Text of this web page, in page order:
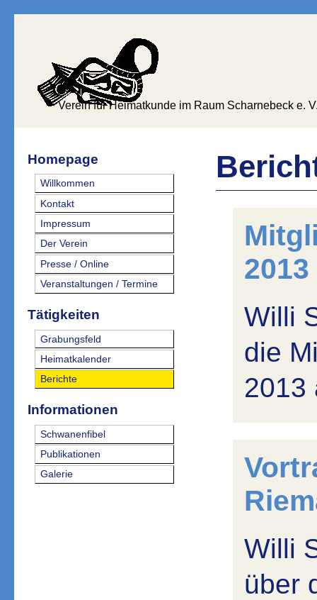
Verein für Heimatkunde im Raum Scharnebeck e.
Homepage
Willkommen
Kontakt
Impressum
Der Verein
Presse / Online
Veranstaltungen / Termine
Tätigkeiten
Grabungsfeld
Heimatkalender
Berichte
Informationen
Schwanenfibel
Publikationen
Galerie
2013
Willi
die
2013
Willi
über